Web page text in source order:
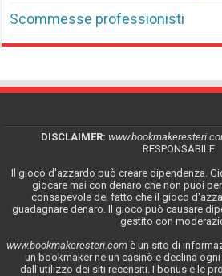
Scommesse professionisti
DISCLAIMER:
RESPONSABILE.
Il gioco d'azzardo può creare dipendenza.
giocare mai con denaro che non puoi
consapevole del fatto che il gioco
guadagnare denaro. Il gioco può causare
gestito con
www.bookmakeresteri.com è un sito di
un bookmaker ne un casinò e declina
dall'utilizzo dei siti recensiti. I bonus e le